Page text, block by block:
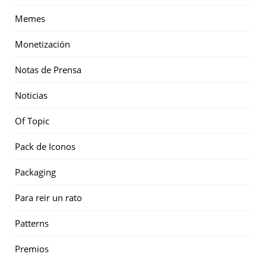
Memes
Monetización
Notas de Prensa
Noticias
Of Topic
Pack de Iconos
Packaging
Para reir un rato
Patterns
Premios